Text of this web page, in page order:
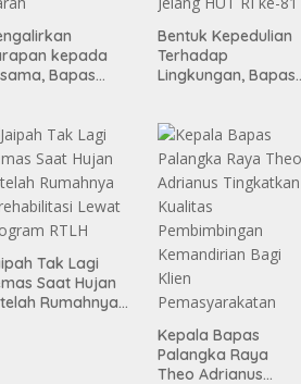
kepada
Bapas
Aksi Donor
Bentuk Kepedulian
Terhadap
Lingkungan, Bapas
Bakti di Area Publik
Jelang HUT RI ke-81
Tak Lagi
Saat Hujan
Rumahnya
Kepala Bapas
Palangka Raya
Theo Adrianus